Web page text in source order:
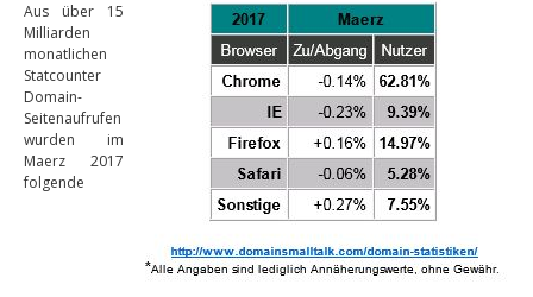
Aus über 15
Milliarden
monatlichen
Statcounter
Domain-
Seitenaufrufen
wurden im
Maerz 2017
folgende